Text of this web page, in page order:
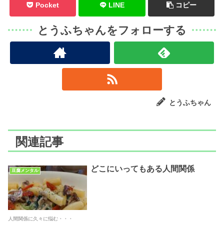
Pocket LINE コピー
とうふちゃんをフォローする
とうふちゃん
関連記事
豆腐メンタル どこにいってもある人間関係
人間関係に久々に悩む・・・